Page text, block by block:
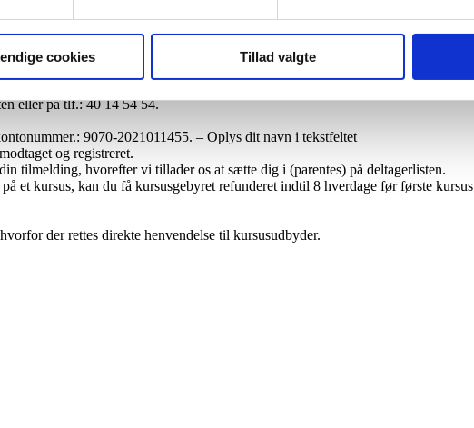
cookies Tillad valgte
Massør.
eller på tlf.: 40 14 54 54.
9070-2021011455. – Oplys dit navn i tekstfeltet
og registreret.
tilmelding, hvorefter vi tillader os at sætte dig i (parentes) på deltagerlisten.
et kursus, kan du få kursusgebyret refunderet indtil 8 hverdage før første kursus
der rettes direkte henvendelse til kursusudbyder.